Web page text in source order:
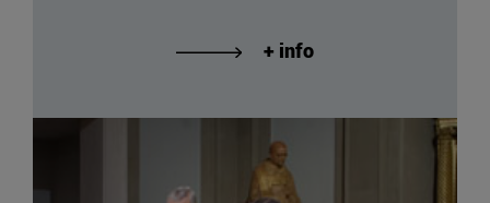
+ info